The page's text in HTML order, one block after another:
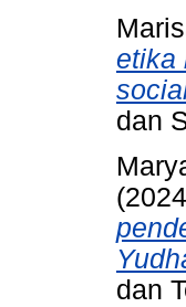
etika
dan
dan